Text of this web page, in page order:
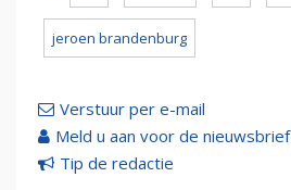
jeroen brandenburg
Verstuur per e-mail
Meld u aan voor de nieuwsbrief
Tip de redactie